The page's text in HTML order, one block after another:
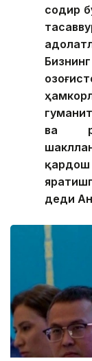
содир
ва
деди